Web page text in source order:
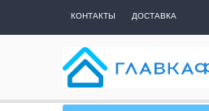
КОНТАКТЫ ДОСТАВКА